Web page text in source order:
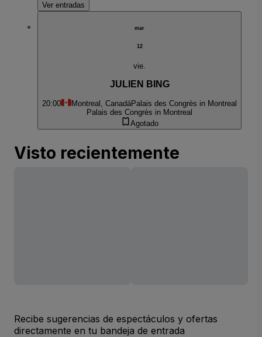
Ver entradas
mar
12
vie.
JULIEN BING
20:00 Montreal, CanadáPalais des Congrès in Montreal
Palais des Congrès in Montreal
Agotado
Visto recientemente
Recibe sugerencias de espectáculos y ofertas
directamente en tu bandeja de entrada